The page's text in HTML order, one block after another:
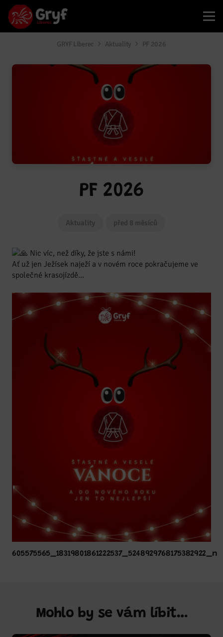
GRYF Liberec Aktuality PF 2026
PF 2026
Nic víc, než díky, že jste s námi!
Ať už jen Ježísek naježí a v novém roce pokračujeme ve
společné krasojízdě…
605575565_18319801861222537_5248929768175382922_n
Mohlo by se vám líbit…